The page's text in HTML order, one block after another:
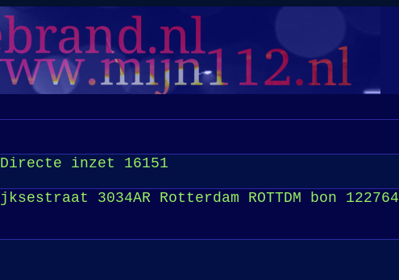
Directe inzet 16151
3034AR Rotterdam ROTTDM bon 122764